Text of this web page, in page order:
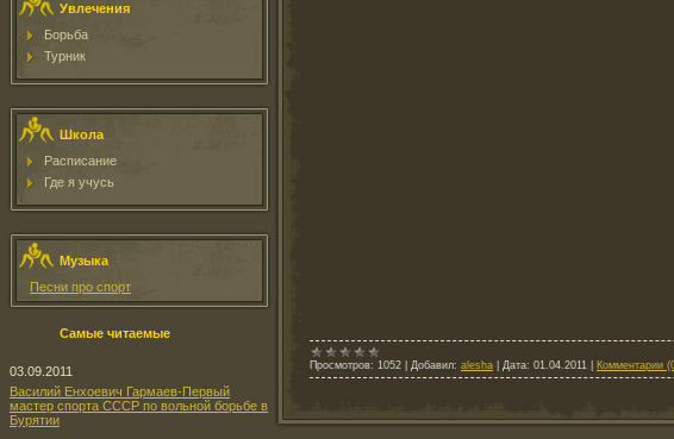
Увлечения
Борьба
Турник
Школа
Расписание
Где я учусь
Музыка
Песни про спорт
Самые читаемые
03.09.2011
Василий Енхоевич Гармаев-Первый
мастер спорта СССР по вольной борьбе в
Бурятии
Просмотров: 1052 Добавил: alesha Дата: 01.04.2011 Комментарии